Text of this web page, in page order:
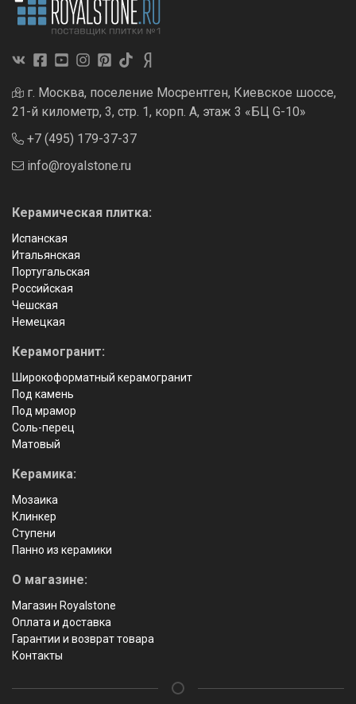
г. Москва, поселение Мосрентген, Киевское шоссе,
21-й километр, 3, стр. 1, корп. А, этаж 3 «БЦ G-10»
+7 (495) 179-37-37
info@royalstone.ru
Керамическая плитка:
Испанская
Итальянская
Португальская
Российская
Чешская
Немецкая
Керамогранит:
Широкоформатный керамогранит
Под камень
Под мрамор
Соль-перец
Матовый
Керамика:
Мозаика
Клинкер
Ступени
Панно из керамики
О магазине:
Магазин Royalstone
Оплата и доставка
Гарантии и возврат товара
Контакты